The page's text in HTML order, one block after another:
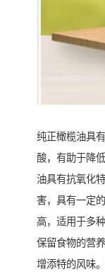
纯正橄榄油具
酸，有助于降
油具有抗氧化
害，具有一定
高，适用于多
保留食物的营
增添特的风味